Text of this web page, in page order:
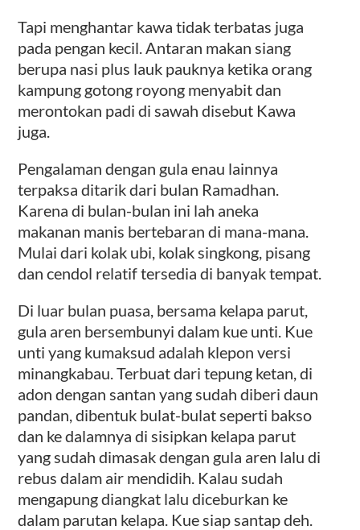
Tapi menghantar kawa tidak terbatas juga
pada pengan kecil. Antaran makan siang
berupa nasi plus lauk pauknya ketika orang
kampung gotong royong menyabit dan
merontokan padi di sawah disebut Kawa
juga.
Pengalaman dengan gula enau lainnya
terpaksa ditarik dari bulan Ramadhan.
Karena di bulan-bulan ini lah aneka
makanan manis bertebaran di mana-mana.
Mulai dari kolak ubi, kolak singkong, pisang
dan cendol relatif tersedia di banyak tempat.
Di luar bulan puasa, bersama kelapa parut,
gula aren bersembunyi dalam kue unti. Kue
unti yang kumaksud adalah klepon versi
minangkabau. Terbuat dari tepung ketan, di
adon dengan santan yang sudah diberi daun
pandan, dibentuk bulat-bulat seperti bakso
dan ke dalamnya di sisipkan kelapa parut
yang sudah dimasak dengan gula aren lalu di
rebus dalam air mendidih. Kalau sudah
mengapung diangkat lalu diceburkan ke
dalam parutan kelapa. Kue siap santap deh.